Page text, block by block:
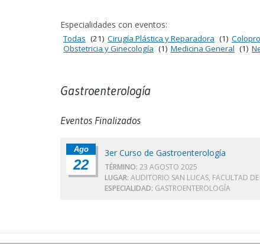
Especialidades con eventos:
Todas (21) Cirugía Plástica y Reparadora (1)
Obstetricia y Ginecología (1) Medicina General (1)
Gastroenterología
Eventos Finalizados
Ago
22
3er Curso de Gastroenterología
TÉRMINO: 23 AGOSTO 2025
LUGAR: AUDITORIO SAN LUCAS, FACULTAD
ESPECIALIDAD: GASTROENTEROLOGÍA